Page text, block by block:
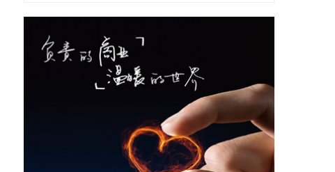
2026-08-08 17:41:26
当地时间8日凌晨，由共和党控制的美国参议院以50
票赞成、49票反对的投票结果，确认托德·布兰奇担
任司法部长。 当地时间6月8日，美国白宫表示，总
统特朗普向美国参议院提交托德·布兰奇出任司法部长
的提名。特朗普4月2日宣布，帕姆·邦迪不再担任司
法部长，由副部长布兰奇代理。